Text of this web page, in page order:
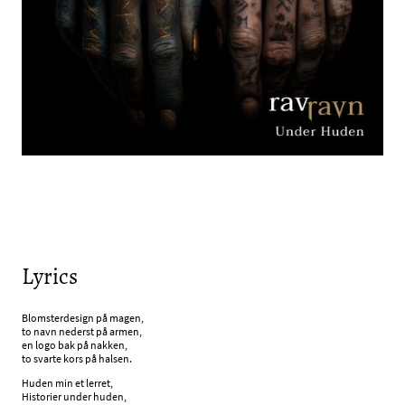
Lyrics
Blomsterdesign på magen,
to navn nederst på armen,
en logo bak på nakken,
to svarte kors på halsen.
Huden min et lerret,
Historier under huden,